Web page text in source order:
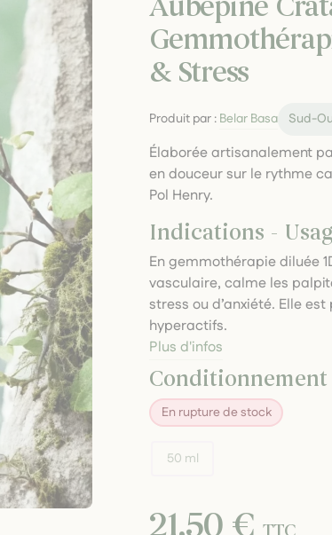
Aubépine
& Stress
Produit par : Belar Basa Sud-
Élaborée artisanalement
en douceur sur le rythme
Pol Henry.
Indications -
En gemmothérapie diluée
vasculaire, calme les
stress ou d’anxiété. Elle
hyperactifs.
Plus d'infos
Conditionnement
En rupture de stock
50 ml
21,50 €